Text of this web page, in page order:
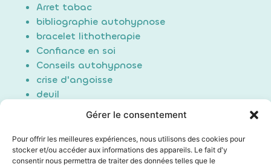
Gérer le consentement
Pour offrir les meilleures expériences, nous utilisons des cookies pour
stocker et/ou accéder aux informations des appareils. Le fait d'y
consentir nous permettra de traiter des données telles que le
Arret tabac
bibliographie autohypnose
bracelet lithotherapie
Confiance en soi
Conseils autohypnose
crise d'angoisse
deuil
hypnose
maigrir / perte de poids